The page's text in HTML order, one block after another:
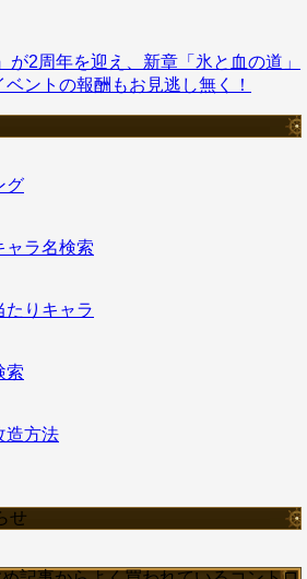
が2周年を迎え、新章「氷と血の道」
ントの報酬もお見逃し無く！
グ
ャラ名検索
たりキャラ
索
造方法
せ